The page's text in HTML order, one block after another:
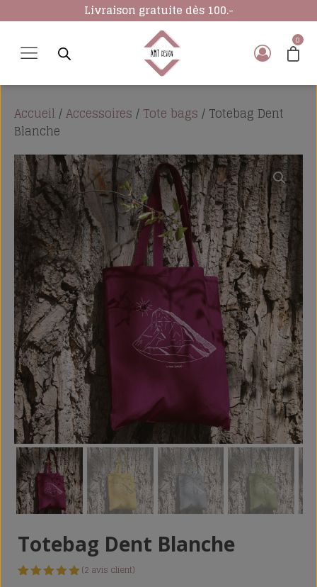
Livraison gratuite dès 100.-
Accueil /Accessoires / Tote bags / Totebag Dent
Blanche
Totebag Dent Blanche
(2 avis client)